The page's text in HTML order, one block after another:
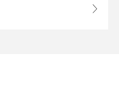
Next